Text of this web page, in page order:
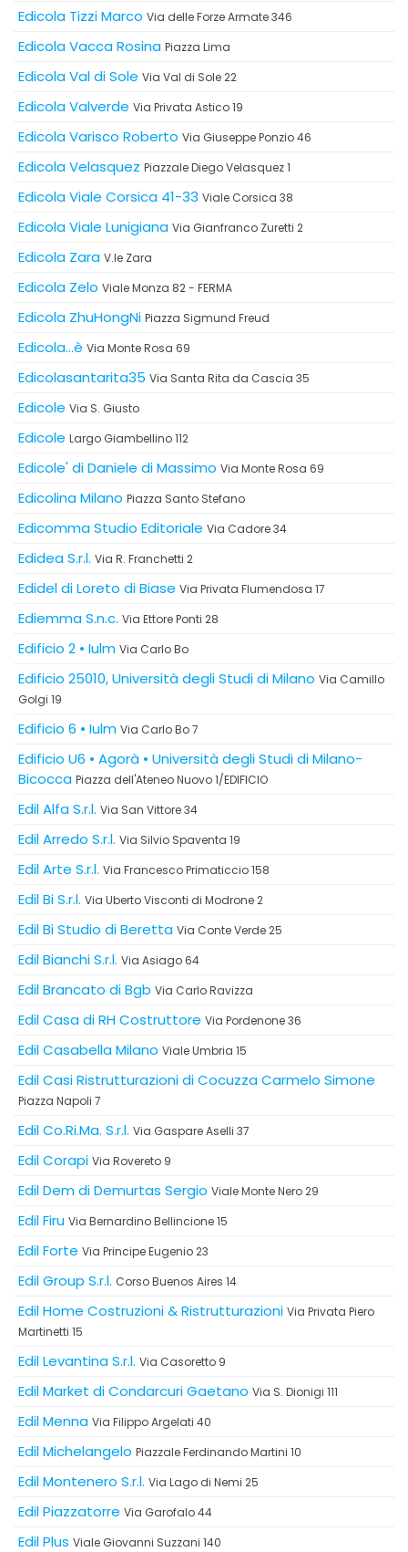
Edicola Tizzi Marco Via delle Forze Armate 346
Edicola Vacca Rosina Piazza Lima
Edicola Val di Sole Via Val di Sole 22
Edicola Valverde Via Privata Astico 19
Edicola Varisco Roberto Via Giuseppe Ponzio 46
Edicola Velasquez Piazzale Diego Velasquez 1
Edicola Viale Corsica 41-33 Viale Corsica 38
Edicola Viale Lunigiana Via Gianfranco Zuretti 2
Edicola Zara V.le Zara
Edicola Zelo Viale Monza 82 - FERMA
Edicola ZhuHongNi Piazza Sigmund Freud
Edicola...è Via Monte Rosa 69
Edicolasantarita35 Via Santa Rita da Cascia 35
Edicole Via S. Giusto
Edicole Largo Giambellino 112
Edicole' di Daniele di Massimo Via Monte Rosa 69
Edicolina Milano Piazza Santo Stefano
Edicomma Studio Editoriale Via Cadore 34
Edidea S.r.l. Via R. Franchetti 2
Edidel di Loreto di Biase Via Privata Flumendosa 17
Ediemma S.n.c. Via Ettore Ponti 28
Edificio 2 • Iulm Via Carlo Bo
Edificio 25010, Università degli Studi di Milano Via Camillo
Golgi 19
Edificio 6 • Iulm Via Carlo Bo 7
Edificio U6 • Agorà • Università degli Studi di Milano-
Bicocca Piazza dell'Ateneo Nuovo 1/EDIFICIO
Edil Alfa S.r.l. Via San Vittore 34
Edil Arredo S.r.l. Via Silvio Spaventa 19
Edil Arte S.r.l. Via Francesco Primaticcio 158
Edil Bi S.r.l. Via Uberto Visconti di Modrone 2
Edil Bi Studio di Beretta Via Conte Verde 25
Edil Bianchi S.r.l. Via Asiago 64
Edil Brancato di Bgb Via Carlo Ravizza
Edil Casa di RH Costruttore Via Pordenone 36
Edil Casabella Milano Viale Umbria 15
Edil Casi Ristrutturazioni di Cocuzza Carmelo Simone
Piazza Napoli 7
Edil Co.Ri.Ma. S.r.l. Via Gaspare Aselli 37
Edil Corapi Via Rovereto 9
Edil Dem di Demurtas Sergio Viale Monte Nero 29
Edil Firu Via Bernardino Bellincione 15
Edil Forte Via Principe Eugenio 23
Edil Group S.r.l. Corso Buenos Aires 14
Edil Home Costruzioni & Ristrutturazioni Via Privata Piero
Martinetti 15
Edil Levantina S.r.l. Via Casoretto 9
Edil Market di Condarcuri Gaetano Via S. Dionigi 111
Edil Menna Via Filippo Argelati 40
Edil Michelangelo Piazzale Ferdinando Martini 10
Edil Montenero S.r.l. Via Lago di Nemi 25
Edil Piazzatorre Via Garofalo 44
Edil Plus Viale Giovanni Suzzani 140